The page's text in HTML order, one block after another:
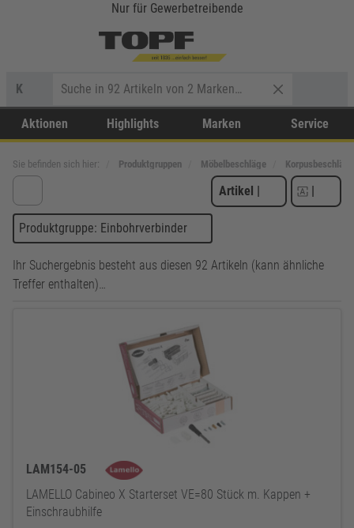
Nur für Gewerbetreibende
K
Aktionen Highlights Marken Service
Sie befinden sich hier: Produktgruppen Möbelbeschläge Korpusbeschläge
Artikel | |
Produktgruppe: Einbohrverbinder
Ihr Suchergebnis besteht aus diesen 92 Artikeln (kann ähnliche
Treffer enthalten)…
LAM154-05
LAMELLO Cabineo X Starterset VE=80 Stück m. Kappen +
Einschraubhilfe